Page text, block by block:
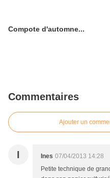
Compote d'automne...
Commentaires
Ajouter un
I Ines 07/04/2013 14:28
Petite technique de